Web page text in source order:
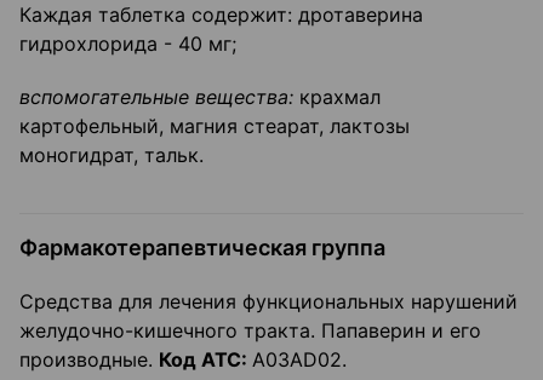
Каждая таблетка содержит: дротаверина
гидрохлорида - 40 мг;
вспомогательные вещества: крахмал
картофельный, магния стеарат, лактозы
моногидрат, тальк.
Фармакотерапевтическая группа
Средства для лечения функциональных нарушений
желудочно-кишечного тракта. Папаверин и его
производные. Код АТС: A03AD02.